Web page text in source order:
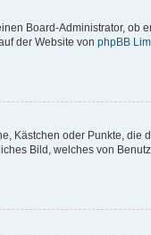
Board-Administrator, ob
der Website von phpBB
Kästchen oder Punkte, die
Bild, welches von